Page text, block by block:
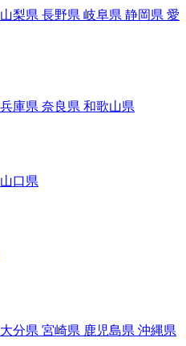
山梨県 長野県 岐阜県 静岡県 愛
兵庫県 奈良県 和歌山県
山口県
大分県 宮崎県 鹿児島県 沖縄県